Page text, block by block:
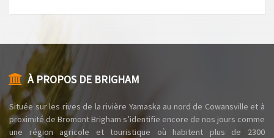
À PROPOS DE BRIGHAM
Située sur les rives de la rivière Yamaska au nord de Cowansville et à
proximité de Bromont Brigham s’identifie encore de nos jours comme
une région agricole et touristique où habitent plus de 2300